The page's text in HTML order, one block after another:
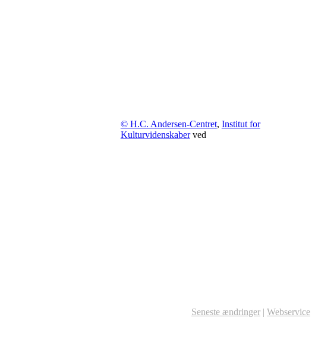
© H.C. Andersen-Centret, Institut for
Kulturvidenskaberved
Seneste ændringer | Webservice